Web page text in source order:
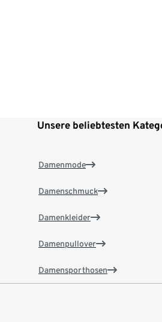
Unsere beliebtesten
Damenmode
Damenschmuck
Damenkleider
Damenpullover
Damensporthosen